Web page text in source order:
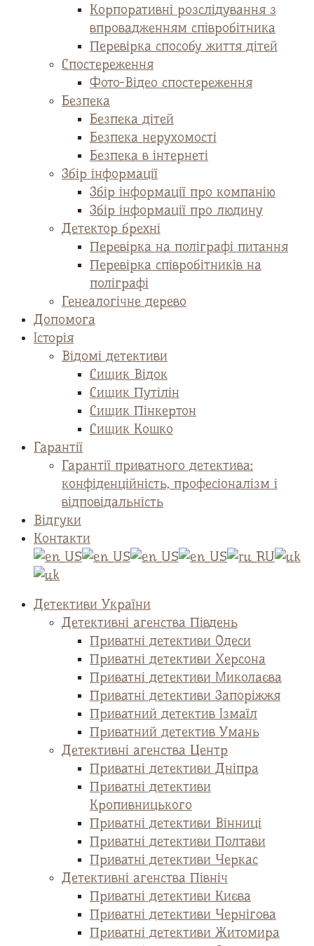
Корпоративні розслідування з
впровадженням співробітника
Перевірка способу життя дітей
Спостереження
Фото-Відео спостереження
Безпека
Безпека дітей
Безпека нерухомості
Безпека в інтернеті
Збір інформації
Збір інформації про компанію
Збір інформації про людину
Детектор брехні
Перевірка на поліграфі питання
Перевірка співробітників на
поліграфі
Генеалогічне дерево
Допомога
Історія
Відомі детективи
Сищик Відок
Сищик Путілін
Сищик Пінкертон
Сищик Кошко
Гарантії
Гарантії приватного детектива:
конфіденційність, професіоналізм і
відповідальність
Відгуки
Контакти
Детективи України
Детективні агенства Південь
Приватні детективи Одеси
Приватні детективи Херсона
Приватні детективи Миколаєва
Приватні детективи Запоріжжя
Приватний детектив Ізмаїл
Приватний детектив Умань
Детективні агенства Центр
Приватні детективи Дніпра
Приватні детективи
Кропивницького
Приватні детективи Вінниці
Приватні детективи Полтави
Приватні детективи Черкас
Детективні агенства Північ
Приватні детективи Києва
Приватні детективи Чернігова
Приватні детективи Житомира